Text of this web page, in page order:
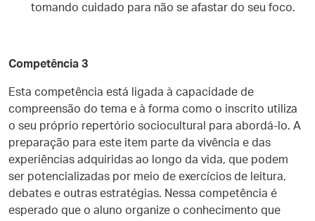
tomando cuidado para não se afastar do seu foco.
Competência 3
Esta competência está ligada à capacidade de
compreensão do tema e à forma como o inscrito utiliza
o seu próprio repertório sociocultural para abordá-lo. A
preparação para este item parte da vivência e das
experiências adquiridas ao longo da vida, que podem
ser potencializadas por meio de exercícios de leitura,
debates e outras estratégias. Nessa competência é
esperado que o aluno organize o conhecimento que